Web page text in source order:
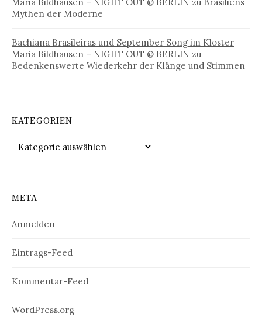
Mythen der Moderne
Bachiana Brasileiras und September Song im Kloster
Maria Bildhausen – NIGHT OUT @ BERLIN zu
Bedenkenswerte Wiederkehr der Klänge und Stimmen
KATEGORIEN
Kategorien
META
Anmelden
Eintrags-Feed
Kommentar-Feed
WordPress.org